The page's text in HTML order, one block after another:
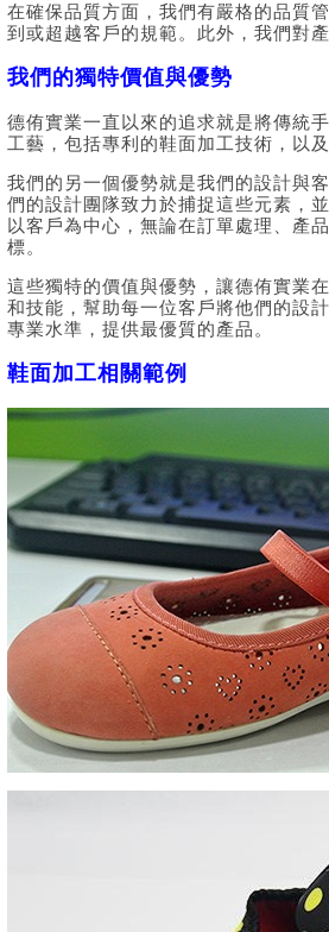
在確保品質方面，我們有嚴格的品質
到或超越客戶的規範。此外，我們對
我們的獨特價值與優勢
德侑實業一直以來的追求就是將傳統
工藝，包括專利的鞋面加工技術，以
我們的另一個優勢就是我們的設計與
們的設計團隊致力於捕捉這些元素，
以客戶為中心，無論在訂單處理、產
標。
這些獨特的價值與優勢，讓德侑實業
和技能，幫助每一位客戶將他們的設
專業水準，提供最優質的產品。
鞋面加工相關範例